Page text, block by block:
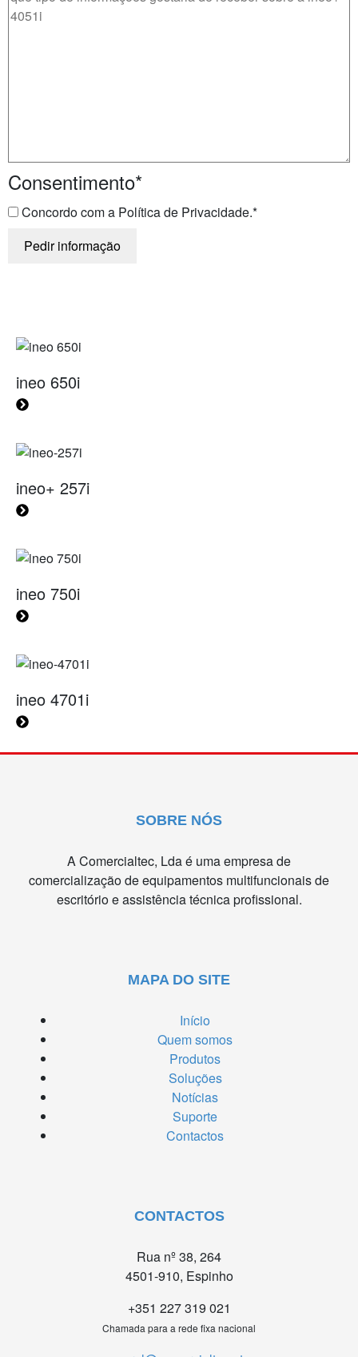
Consentimento*
Concordo com a Política de Privacidade.*
ineo 650i
ineo+ 257i
ineo 750i
ineo 4701i
SOBRE NÓS
A Comercialtec, Lda é uma empresa de
comercialização de equipamentos multifuncionais de
escritório e assistência técnica profissional.
MAPA DO SITE
Início
Quem somos
Produtos
Soluções
Notícias
Suporte
Contactos
CONTACTOS
Rua nº 38, 264
4501-910, Espinho
+351 227 319 021
Chamada para a rede fixa nacional